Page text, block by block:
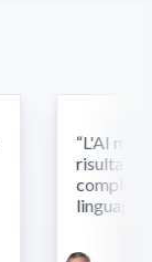
L'AI
risultati
complessi
linguaggio.